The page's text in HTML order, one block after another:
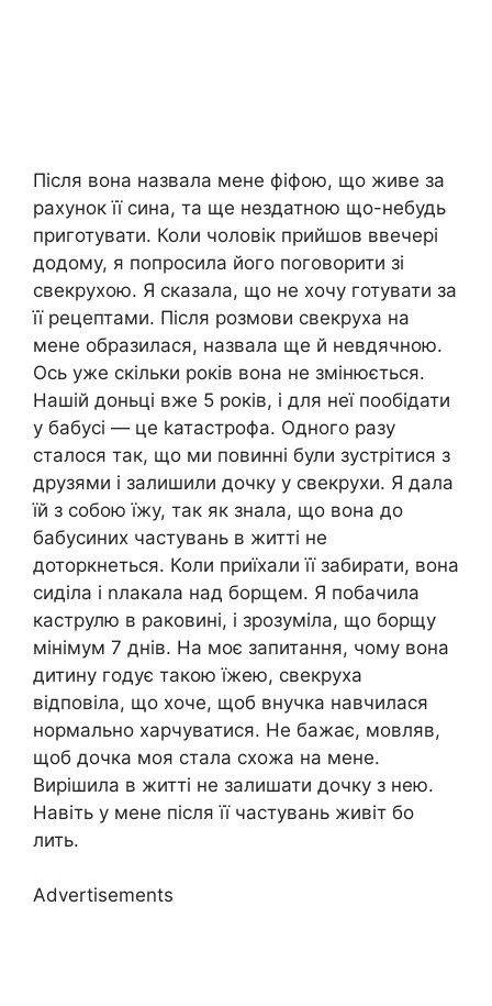
Після вона назвала мене фіфою, що живе за
рахунок її сина, та ще нездатною що-небудь
приготувати. Коли чоловік прийшов ввечері
додому, я попросила його поговорити зі
свекрухою. Я сказала, що не хочу готувати за
її рецептами. Після розмови свекруха на
мене образилася, назвала ще й невдячною.
Ось уже скільки років вона не змінюється.
Нашій доньці вже 5 років, і для неї пообідати
у бабусі — це kатастрофа. Одного разу
сталося так, що ми повинні були зустрітися з
друзями і залишили дочку у свекрухи. Я дала
їй з собою їжу, так як знала, що вона до
бабусиних частувань в житті не
доторкнеться. Коли приїхали її забирати, вона
сиділа і nлакала над борщем. Я побачила
каструлю в раковині, і зрозуміла, що борщу
мінімум 7 днів. На моє запитання, чому вона
дитину годує такою їжею, свекруха
відповіла, що хоче, щоб внучка навчилася
нормально харчуватися. Не бажає, мовляв,
щоб дочка моя стала схожа на мене.
Вирішила в житті не залишати дочку з нею.
Навіть у мене після її частувань живіт бо
лить.
Advertisements